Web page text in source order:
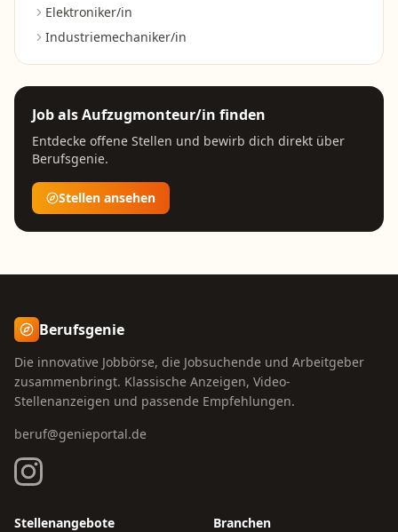
Elektroniker/in
Industriemechaniker/in
Job alsAufzugmonteur/in finden
Entdecke offene Stellen und bewirb dich direkt über
Berufsgenie.
Stellen ansehen
Berufsgenie
Die innovative Jobbörse, die Jobsuchende und Arbeitgeber
zusammenbringt. Klassische Anzeigen, Video-
Stellenanzeigen und passende Empfehlungen.
beruf@genieportal.de
Stellenangebote
Branchen